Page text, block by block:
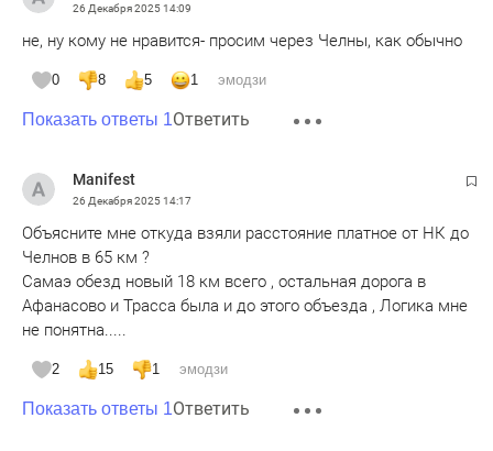
26 Декабря 202514:09
не, ну кому не нравится- просим через Челны, как обычно
0 8 5 1 эмодзи
Показать ответы 1Ответить
Manifest
26 Декабря 202514:17
Объясните мне откуда взяли расстояние платное от НК до
Челнов в 65 км ?
Самаэ обезд новый 18 км всего , остальная дорога в
Афанасово и Трасса была и до этого объезда , Логика мне
не понятна.....
2 15 1 эмодзи
Показать ответы 1Ответить